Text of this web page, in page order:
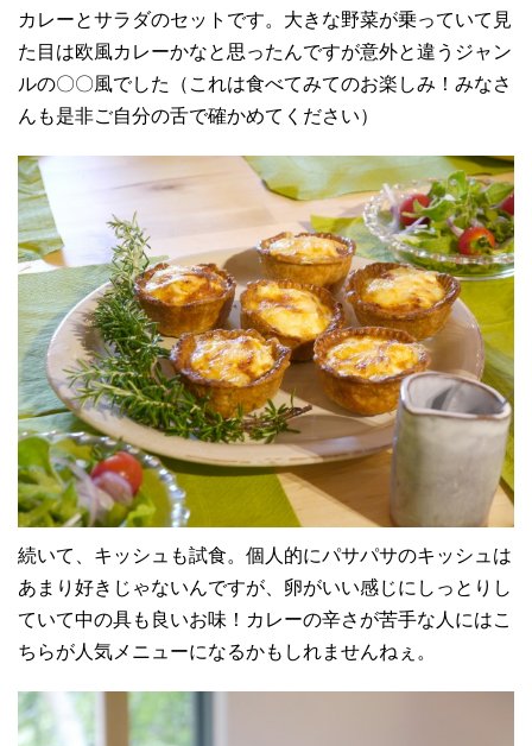
カレーとサラダのセットです。大きな野菜が乗っていて見
た目は欧風カレーかなと思ったんですが意外と違うジャン
ルの〇〇風でした（これは食べてみてのお楽しみ！みなさ
んも是非ご自分の舌で確かめてください）
続いて、キッシュも試食。個人的にパサパサのキッシュは
あまり好きじゃないんですが、卵がいい感じにしっとりし
ていて中の具も良いお味！カレーの辛さが苦手な人にはこ
ちらが人気メニューになるかもしれませんねぇ。